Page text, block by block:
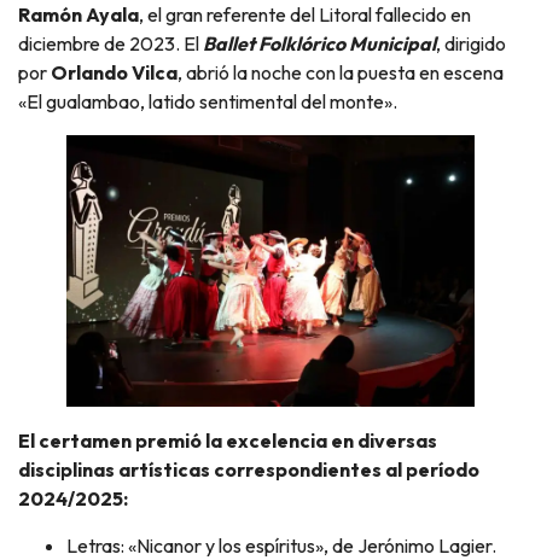
Ramón Ayala, el gran referente del Litoral fallecido en
diciembre de 2023. El Ballet Folklórico Municipal, dirigido
por Orlando Vilca, abrió la noche con la puesta en escena
«El gualambao, latido sentimental del monte».
El certamen premió la excelencia en diversas
disciplinas artísticas correspondientes al período
2024/2025:
Letras: «Nicanor y los espíritus», de Jerónimo Lagier.